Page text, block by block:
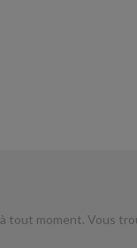
tout moment. Vous